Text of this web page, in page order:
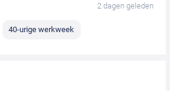
2 dagen geleden
40-urige werkweek